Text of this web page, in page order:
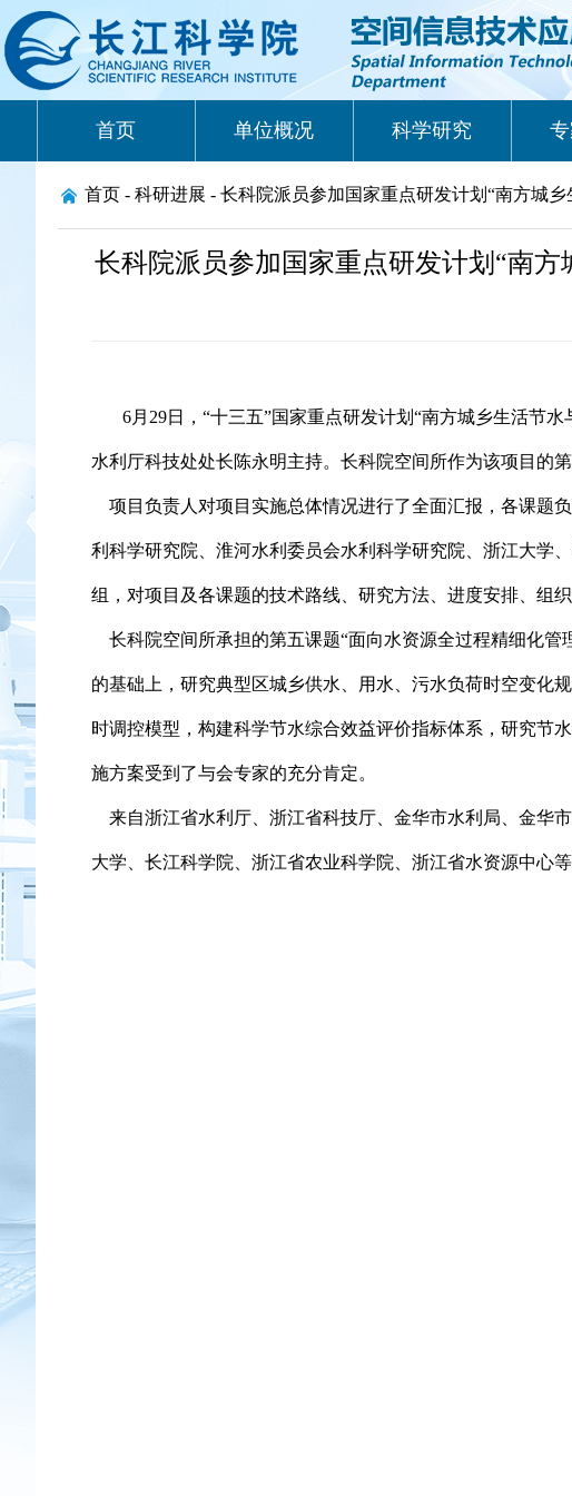
首页 单位概况 科学研究
首页 - 科研进展 - 长科院派员参加国家重点研发计划“南方城
长科院派员参加国家重点研发计划“南
6月 29日， “十三五”国家重点研发计划 “南方城乡生活节水
水利厅科技处处长陈永明主持。长科院空间所作为该项目的
项目负责人对项目实施总体情况进行了全面汇报，各课题
利科学研究院、淮河水利委员会水利科学研究院、浙江大学
组，对项目及各课题的技术路线、研究方法、进度安排、组
长科院空间所承担的第五课题“面向水资源全过程精细化管
的基础上，研究典型区城乡供水、用水、污水负荷时空变化
时调控模型，构建科学节水综合效益评价指标体系，研究节
施方案受到了与会专家的充分肯定。
来自浙江省水利厅、浙江省科技厅、金华市水利局、金华
大学、长江科学院、浙江省农业科学院、浙江省水资源中心